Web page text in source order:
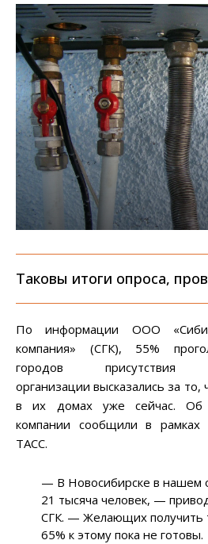
Таковы итоги опроса,
По информации ООО
компания» (СГК), 55%
городов присутствия
организации высказались за то,
в их домах уже сейчас. Об
компании сообщили в рамках
ТАСС.
— В Новосибирске в нашем
21 тысяча человек, —
СГК. — Желающих получить
65% к этому пока не готовы.